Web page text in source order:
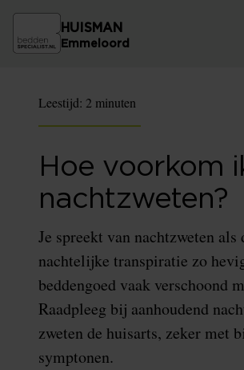
HUISMAN
Emmeloord
Leestijd: 2 minuten
Hoe voorkom
nachtzweten?
Je spreekt van nachtzweten als
nachtelijke transpiratie zo
beddengoed vaak verschoond
Raadpleeg bij aanhoudend
zweten de huisarts, zeker met
symptonen.